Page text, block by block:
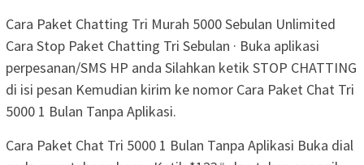
Cara Paket Chatting Tri Murah 5000 Sebulan Unlimited
Cara Stop Paket Chatting Tri Sebulan · Buka aplikasi
perpesanan/SMS HP anda Silahkan ketik STOP CHATTING
di isi pesan Kemudian kirim ke nomor Cara Paket Chat Tri
5000 1 Bulan Tanpa Aplikasi.
Cara Paket Chat Tri 5000 1 Bulan Tanpa Aplikasi Buka dial